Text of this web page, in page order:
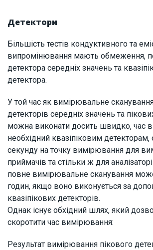
Детектори
Більшість тестів кондуктивного та
випромінювання мають обмеження,
детектора середніх значень та
детектора.
У той час як вимірювальне
детекторів середніх значень та
можна виконати досить швидко, час
необхідний квазіпіковим детекторам,
секунду на точку вимірювання для
приймачів та стільки ж для
повне вимірювальне сканування
годин, якщо воно виконується за
квазіпікових детекторів.
Однак існує обхідний шлях, який
скоротити час вимірювання:
Результат вимірювання пікового